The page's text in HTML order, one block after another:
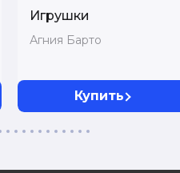
Игрушки
Агния Барто
Купить